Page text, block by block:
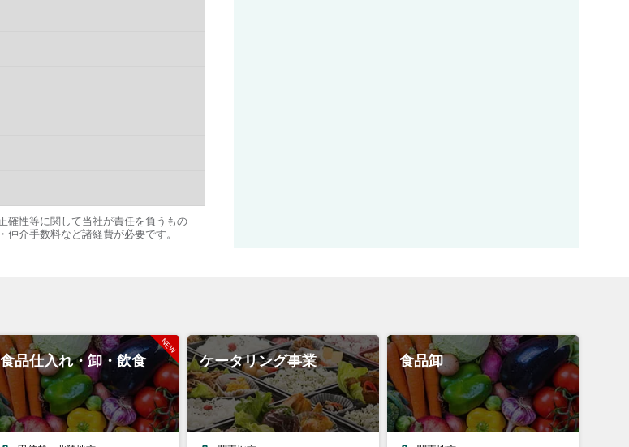
確性等に関して当社が責任を負うもの
介手数料など諸経費が必要です。
食品仕入れ・卸・飲食 ケータリング事業 食品卸